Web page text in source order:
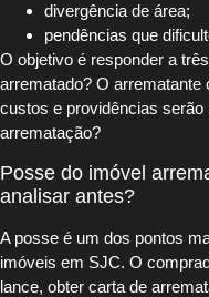
divergência de área;
pendências que
O objetivo é responder a
arrematado? O arrematante
custos e providências
arrematação?
Posse do imóvel
analisar antes?
A posse é um dos pontos
imóveis em SJC. O
lance, obter carta de